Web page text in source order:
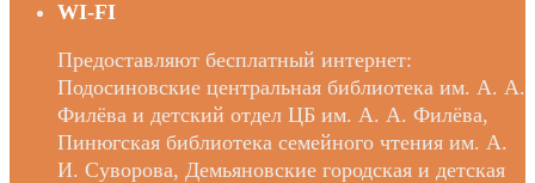
WI-FI
Предоставляют бесплатный интернет:
Подосиновские центральная библиотека им. А. А.
Филёва и детский отдел ЦБ им. А. А. Филёва,
Пинюгская библиотека семейного чтения им. А.
И. Суворова, Демьяновские городская и детская